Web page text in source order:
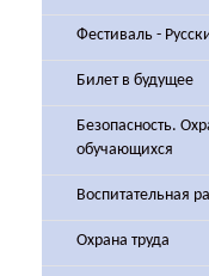
Фестиваль -
Билет в будущее
Безопасность.
обучающихся
Воспитательная
Охрана труда